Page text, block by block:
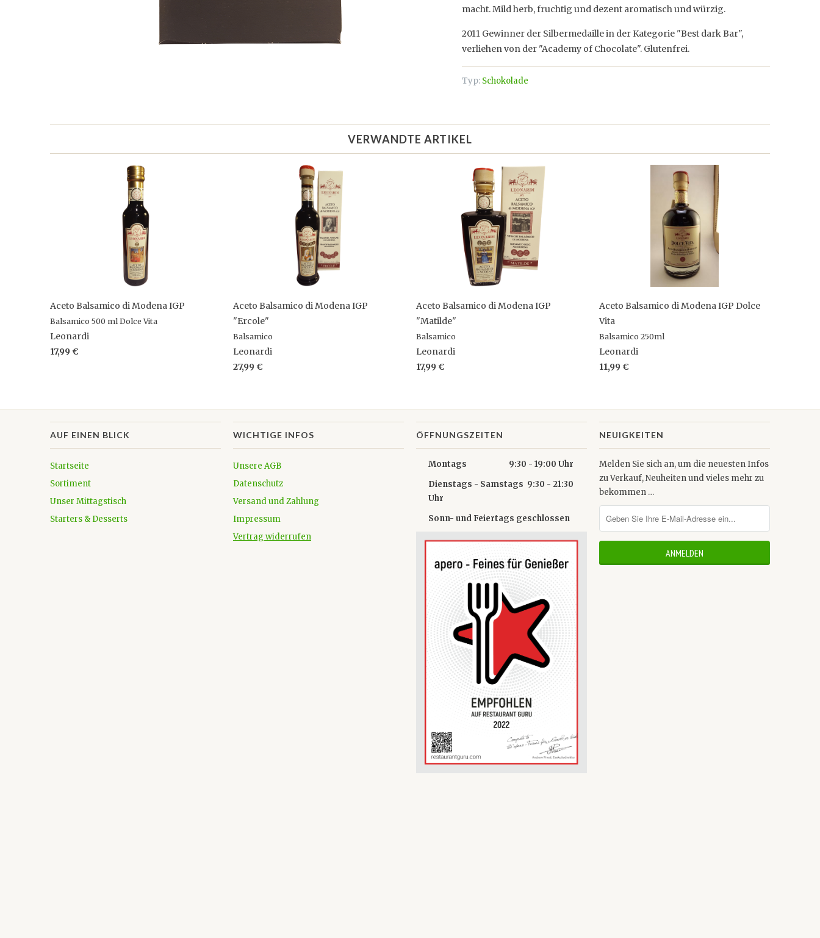
macht. Mild herb, fruchtig und dezent aromatisch und würzig.
2011 Gewinner der Silbermedaille in der Kategorie "Best dark Bar",
verliehen von der "Academy of Chocolate". Glutenfrei.
Typ: Schokolade
VERWANDTE ARTIKEL
Aceto Balsamico di Modena IGP
Balsamico 500 ml Dolce Vita
Leonardi
17,99 €
Aceto Balsamico di Modena IGP
"Ercole"
Balsamico
Leonardi
27,99 €
Aceto Balsamico di Modena IGP
"Matilde"
Balsamico
Leonardi
17,99 €
Aceto Balsamico di Modena IGP Dolce
Vita
Balsamico 250ml
Leonardi
11,99 €
AUF EINEN BLICK
Startseite
Sortiment
Unser Mittagstisch
Starters & Desserts
WICHTIGE INFOS
Unsere AGB
Datenschutz
Versand und Zahlung
Impressum
Vertrag widerrufen
ÖFFNUNGSZEITEN
Montags 9:30 - 19:00 Uhr
Dienstags - Samstags 9:30 - 21:30
Uhr
Sonn- und Feiertags geschlossen
NEUIGKEITEN
Melden Sie sich an, um die neuesten Infos
zu Verkauf, Neuheiten und vieles mehr zu
bekommen …